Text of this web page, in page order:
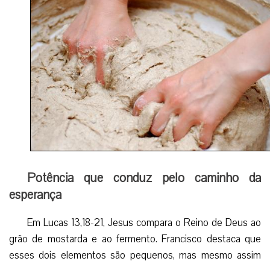
Potência que conduz pelo caminho da
esperança
Em Lucas 13,18-21, Jesus compara o Reino de Deus ao
grão de mostarda e ao fermento. Francisco destaca que
esses dois elementos são pequenos, mas mesmo assim